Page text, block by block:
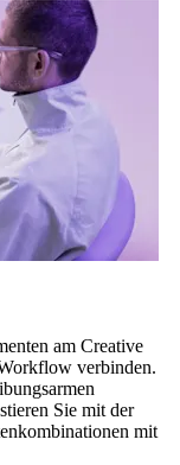
am Creative
verbinden.
Sie mit der
mit